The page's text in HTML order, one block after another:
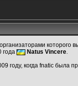
которого
года Natus Vincere.
году, когда fnatic была